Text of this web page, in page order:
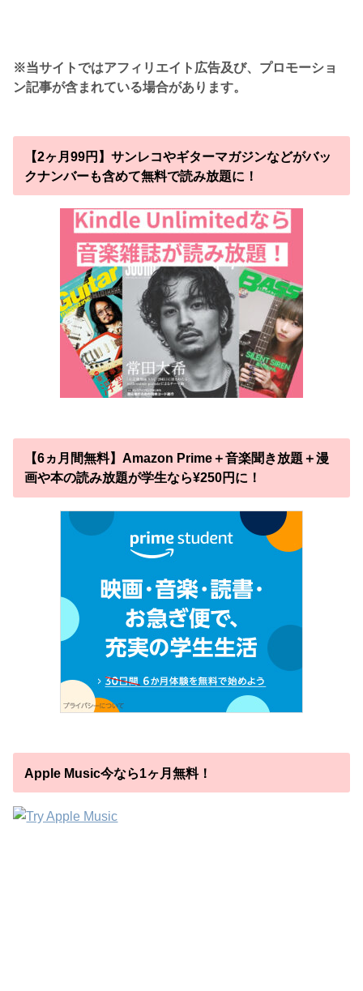
※当サイトではアフィリエイト広告及び、プロモーショ
ン記事が含まれている場合があります。
【2ヶ月99円】サンレコやギターマガジンなどがバッ
クナンバーも含めて無料で読み放題に！
【6ヵ月間無料】Amazon Prime＋音楽聞き放題＋漫
画や本の読み放題が学生なら¥250円に！
Apple Music今なら1ヶ月無料！